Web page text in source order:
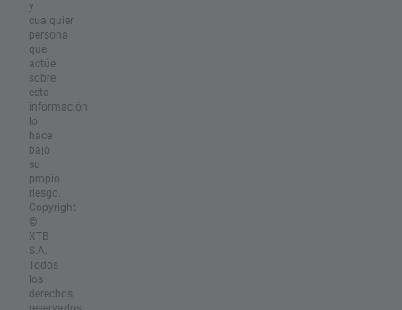
y
cualquier
persona
que
actúe
sobre
esta
información
lo
hace
bajo
su
propio
riesgo.
Copyright
©
XTB
S.A.
Todos
los
derechos